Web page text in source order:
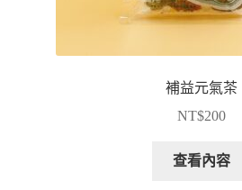
補益元氣茶
NT$200
查看內容